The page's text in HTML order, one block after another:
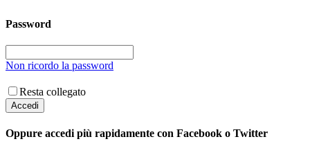
Password
Non ricordo la password
Resta collegato
Oppure accedi più rapidamente con Facebook o Twitter